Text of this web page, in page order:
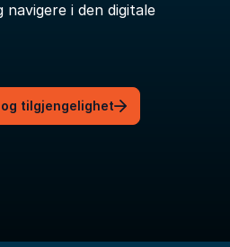
i den digitale
og tilgjengelighet